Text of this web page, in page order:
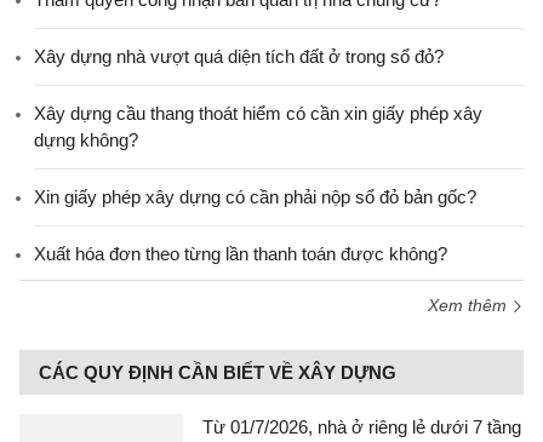
Xây dựng nhà vượt quá diện tích đất ở trong sổ đỏ?
Xây dựng cầu thang thoát hiểm có cần xin giấy phép xây
dựng không?
Xin giấy phép xây dựng có cần phải nộp sổ đỏ bản gốc?
Xuất hóa đơn theo từng lần thanh toán được không?
Xem thêm
CÁC QUY ĐỊNH CẦN BIẾT VỀ XÂY DỰNG
Từ 01/7/2026, nhà ở riêng lẻ dưới 7 tầng